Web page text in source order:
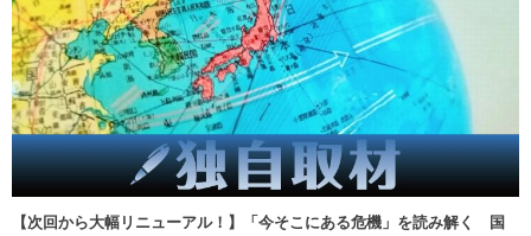
【次回から大幅リニューアル！】「今そこにある危機」を読み解く 国